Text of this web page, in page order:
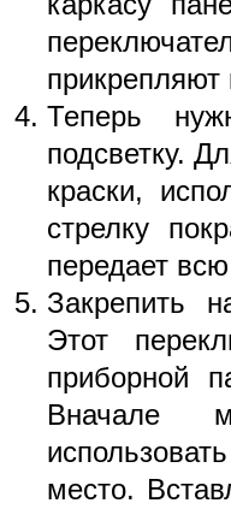
прикрепляют
Теперь
подсветку.
краски,
стрелку
передает
Закрепить
Этот
приборной
Вначале
место.